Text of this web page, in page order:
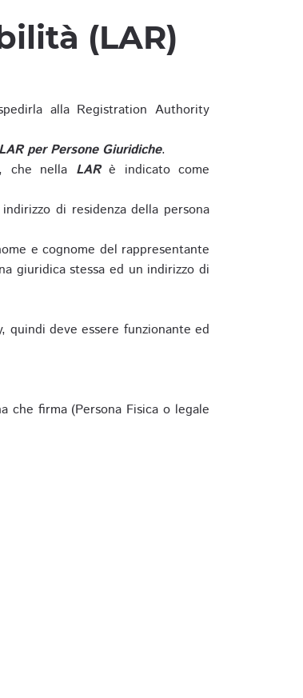
(LAR)
alla Registration Authority
LAR per Persone Giuridiche.
che nella LARè indicato come
di residenza della persona
e cognome del rappresentante
giuridica stessa ed un indirizzo di
deve essere funzionante ed
che firma (Persona Fisica o legale